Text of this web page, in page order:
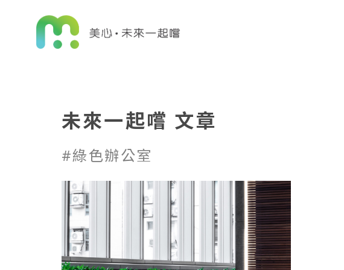
未來一起嚐 文章
#綠色辦公室